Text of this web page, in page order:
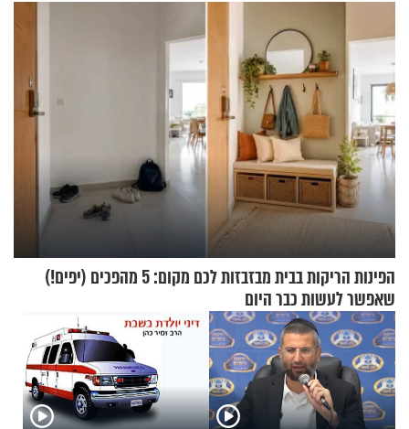
הפינות הריקות בבית מבזבזות לכם מקום: 5 מהפכים (יפים!)
שאפשר לעשות כבר היום